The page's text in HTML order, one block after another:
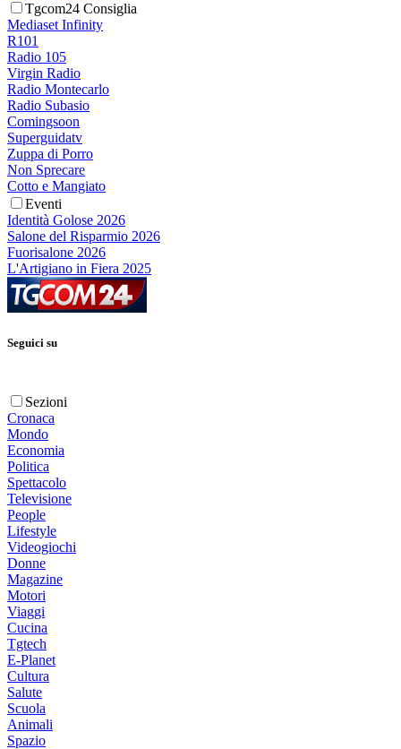
Tgcom24 Consiglia
Mediaset Infinity
R101
Radio 105
Virgin Radio
Radio Montecarlo
Radio Subasio
Comingsoon
Superguidatv
Zuppa di Porro
Non Sprecare
Cotto e Mangiato
Eventi
Identità Golose 2026
Salone del Risparmio 2026
Fuorisalone 2026
L'Artigiano in Fiera 2025
Seguici su
Sezioni
Cronaca
Mondo
Economia
Politica
Spettacolo
Televisione
People
Lifestyle
Videogiochi
Donne
Magazine
Motori
Viaggi
Cucina
Tgtech
E-Planet
Cultura
Salute
Scuola
Animali
Spazio